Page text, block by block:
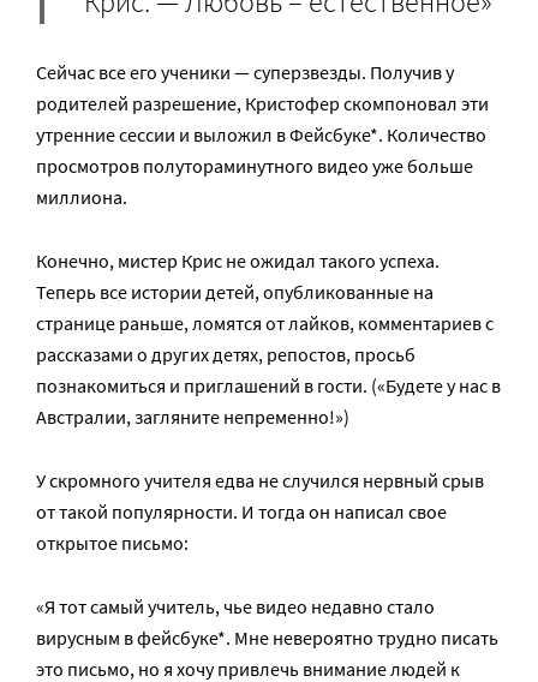
Сейчас все его ученики — суперзвезды. Получив у
родителей разрешение, Кристофер скомпоновал эти
утренние сессии и выложил в Фейсбуке*. Количество
просмотров полутораминутного видео уже больше
миллиона.
Конечно, мистер Крис не ожидал такого успеха.
Теперь все истории детей, опубликованные на
странице раньше, ломятся от лайков, комментариев с
рассказами о других детях, репостов, просьб
познакомиться и приглашений в гости. («Будете у нас в
Австралии, загляните непременно!»)
У скромного учителя едва не случился нервный срыв
от такой популярности. И тогда он написал свое
открытое письмо:
«Я тот самый учитель, чье видео недавно стало
вирусным в фейсбуке*. Мне невероятно трудно писать
это письмо, но я хочу привлечь внимание людей к